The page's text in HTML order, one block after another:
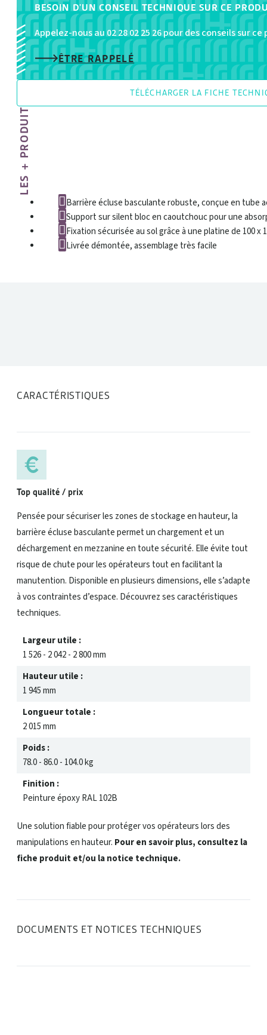
BESOIN D'UN CONSEIL TECHNIQUE SUR CE
Appelez-nous au 02 28 02 25 26 pour des conseils sur
ÊTRE RAPPELÉ
TÉLÉCHARGER LA FICHE
LES + PRODUIT
Barrière écluse basculante robuste, conçue en tube
Support sur silent bloc en caoutchouc pour une
Fixation sécurisée au sol grâce à une platine de 100 x
Livrée démontée, assemblage très facile
CARACTÉRISTIQUES
Top qualité / prix
Pensée pour sécuriser les zones de stockage en hauteur, la
barrière écluse basculante permet un chargement et un
déchargement en mezzanine en toute sécurité. Elle évite tout
risque de chute pour les opérateurs tout en facilitant la
manutention. Disponible en plusieurs dimensions, elle s’adapte
à vos contraintes d’espace. Découvrez ses caractéristiques
techniques.
Largeur utile :
1 526 - 2 042 - 2 800 mm
Hauteur utile :
1 945 mm
Longueur totale :
2 015 mm
Poids :
78.0 - 86.0 - 104.0 kg
Finition :
Peinture époxy RAL 102B
Une solution fiable pour protéger vos opérateurs lors des
manipulations en hauteur. Pour en savoir plus, consultez la
fiche produit et/ou la notice technique.
DOCUMENTS ET NOTICES TECHNIQUES